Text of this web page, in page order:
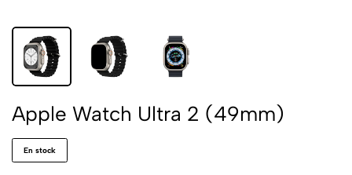
Apple Watch Ultra 2 (49mm)
En stock